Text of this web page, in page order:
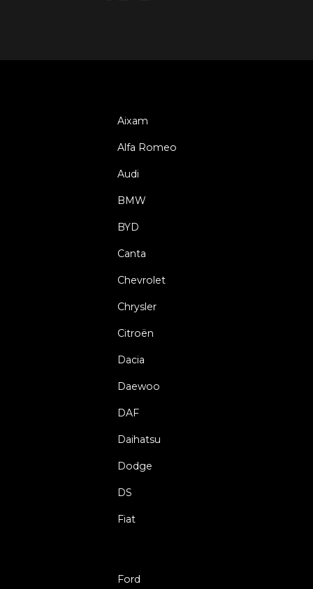
Aixam
Alfa Romeo
Audi
BMW
BYD
Canta
Chevrolet
Chrysler
Citroën
Dacia
Daewoo
DAF
Daihatsu
Dodge
DS
Fiat
Ford